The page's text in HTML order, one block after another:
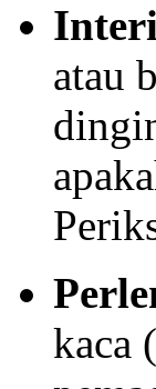
atau
kaca